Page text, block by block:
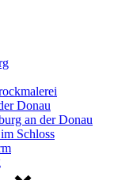
Donau
an der Donau
Schloss